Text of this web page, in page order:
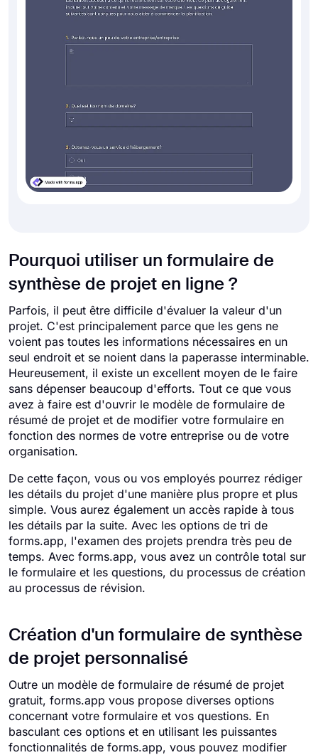
Pourquoi utiliser un formulaire de
synthèse de projet en ligne ?
Parfois, il peut être difficile d'évaluer la valeur d'un
projet. C'est principalement parce que les gens ne
voient pas toutes les informations nécessaires en un
seul endroit et se noient dans la paperasse interminable.
Heureusement, il existe un excellent moyen de le faire
sans dépenser beaucoup d'efforts. Tout ce que vous
avez à faire est d'ouvrir le modèle de formulaire de
résumé de projet et de modifier votre formulaire en
fonction des normes de votre entreprise ou de votre
organisation.
De cette façon, vous ou vos employés pourrez rédiger
les détails du projet d'une manière plus propre et plus
simple. Vous aurez également un accès rapide à tous
les détails par la suite. Avec les options de tri de
forms.app, l'examen des projets prendra très peu de
temps. Avec forms.app, vous avez un contrôle total sur
le formulaire et les questions, du processus de création
au processus de révision.
Création d'un formulaire de synthèse
de projet personnalisé
Outre un modèle de formulaire de résumé de projet
gratuit, forms.app vous propose diverses options
concernant votre formulaire et vos questions. En
basculant ces options et en utilisant les puissantes
fonctionnalités de forms.app, vous pouvez modifier